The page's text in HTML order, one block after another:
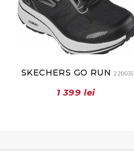
SKECHERS GO RUN220035
1 399 lei